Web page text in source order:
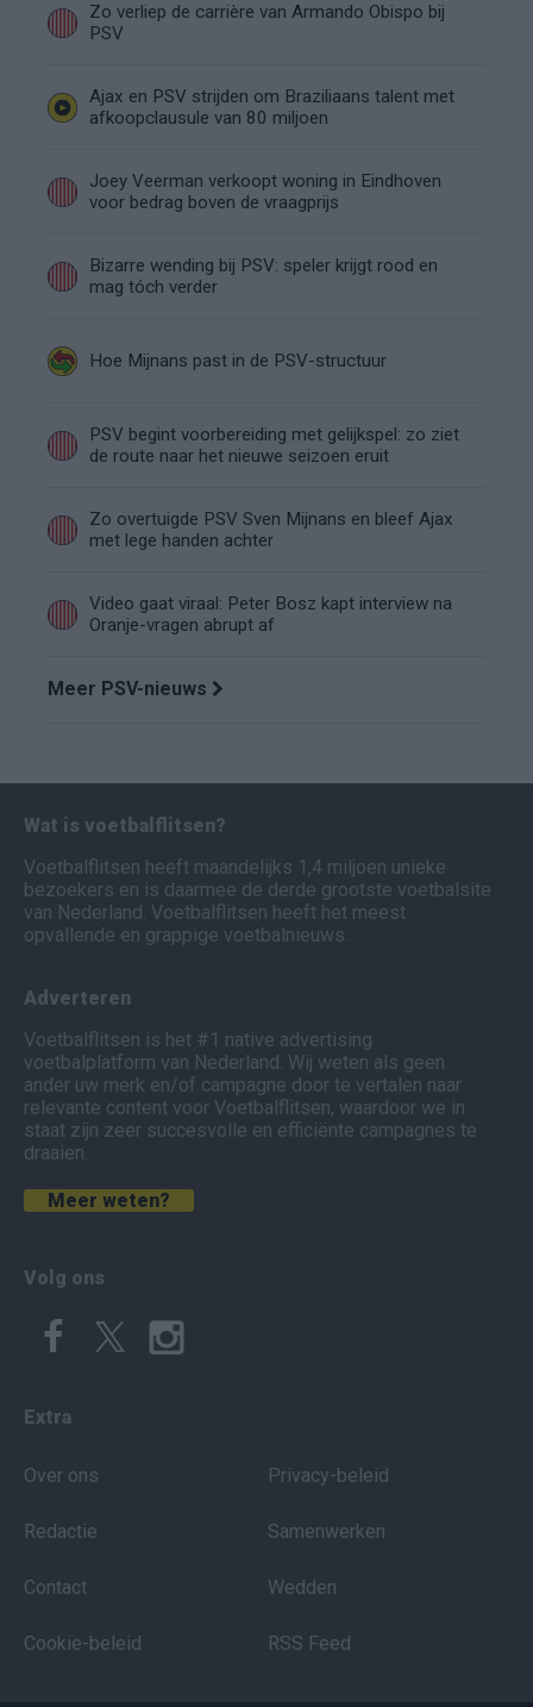
Zo verliep de carrière van Armando Obispo bij
PSV
Ajax en PSV strijden om Braziliaans talent met
afkoopclausule van 80 miljoen
Joey Veerman verkoopt woning in Eindhoven
voor bedrag boven de vraagprijs
Bizarre wending bij PSV: speler krijgt rood en
mag tóch verder
Hoe Mijnans past in de PSV-structuur
PSV begint voorbereiding met gelijkspel: zo ziet
de route naar het nieuwe seizoen eruit
Zo overtuigde PSV Sven Mijnans en bleef Ajax
met lege handen achter
Video gaat viraal: Peter Bosz kapt interview na
Oranje-vragen abrupt af
Meer PSV-nieuws
Wat is voetbalflitsen?
Voetbalflitsen heeft maandelijks 1,4 miljoen unieke
bezoekers en is daarmee de derde grootste voetbalsite
van Nederland. Voetbalflitsen heeft het meest
opvallende en grappige voetbalnieuws.
Adverteren
Voetbalflitsen is het #1 native advertising
voetbalplatform van Nederland. Wij weten als geen
ander uw merk en/of campagne door te vertalen naar
relevante content voor Voetbalflitsen, waardoor we in
staat zijn zeer succesvolle en efficiënte campagnes te
draaien.
Meer weten?
Volg ons
Extra
Over ons
Redactie
Contact
Cookie-beleid
Privacy-beleid
Samenwerken
Wedden
RSS Feed